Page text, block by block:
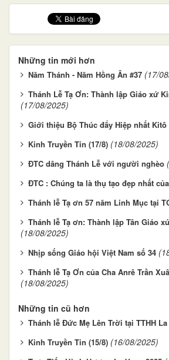
Những tin mới hơn
Năm Thánh - Năm Hồng Ân #37 (17/
Thánh Lễ Tạ Ơn: Thành lập Giáo xứ
(17/08/2025)
Giới thiệu Bộ Thúc đẩy Hiệp nhất Kitô
Kinh Truyền Tin (17/8) (18/08/2025)
ĐTC dâng Thánh Lễ với người nghèo
ĐTC : Chúng ta là thụ tạo đẹp nhất
Thánh lễ Tạ ơn 57 năm Linh Mục tại
Thánh lễ Tạ ơn: Thành lập Tân Giáo
(18/08/2025)
Nhịp sống Giáo hội Việt Nam số 34
Thánh lễ Tạ Ơn của Cha Anrê Trần
(18/08/2025)
Những tin cũ hơn
Thánh lễ Đức Mẹ Lên Trời tại TTHH La
Kinh Truyền Tin (15/8) (16/08/2025)